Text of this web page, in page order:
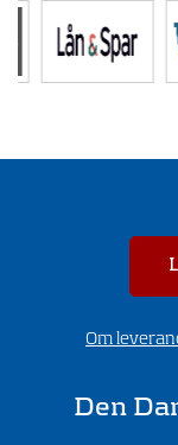
Om
Den